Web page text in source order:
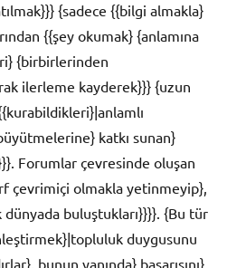
{sadece {{bilgi almakla}
{{şey okumak} {anlamına
{birbirlerinden
ilerleme kayderek}}} {uzun
katkı sunan}
Forumlar çevresinde oluşan
çevrimiçi olmakla yetinmeyip},
buluştukları}}}}. {Bu tür
duygusunu
bunun yanında} başarısını}